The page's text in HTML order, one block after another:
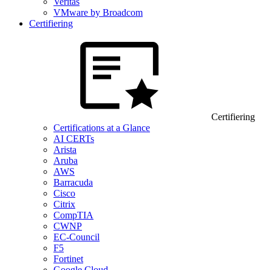
VMware by Broadcom
Certifiering
Certifiering
Certifications at a Glance
AI CERTs
Arista
Aruba
AWS
Barracuda
Cisco
Citrix
CompTIA
CWNP
EC-Council
F5
Fortinet